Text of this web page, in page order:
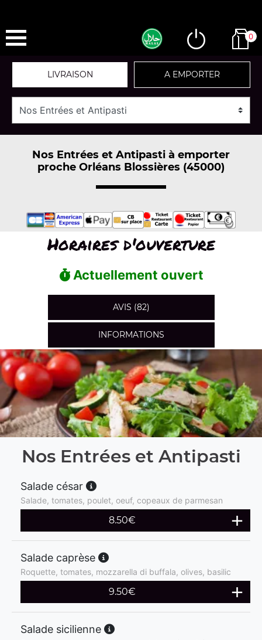
0
LIVRAISON A EMPORTER
Nos Entrées et Antipasti à emporter
proche Orléans Blossières (45000)
Horaires d'ouverture
Actuellement ouvert
AVIS (82)
INFORMATIONS
Nos Entrées et Antipasti
Salade césar
Salade, tomates, poulet, oeuf, copeaux de parmesan
8.50€
Salade caprèse
Roquette, tomates, mozzarella di buffala, olives, basilic
9.50€
Salade sicilienne